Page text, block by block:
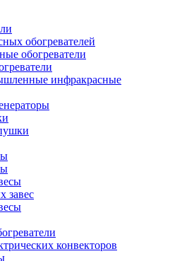
обогревателей
обогреватели
инфракрасные
завес
конвекторов